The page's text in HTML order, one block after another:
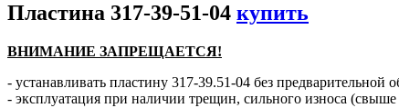
Пластина 317-39-51-04 купить
ВНИМАНИЕ ЗАПРЕЩАЕТСЯ!
- устанавливать пластину 317-39.51-04 без предварительной
- эксплуатация при наличии трещин, сильного износа